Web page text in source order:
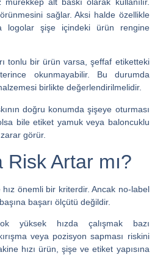
sağlar. Aksi halde özellikle
logolar şişe içindeki ürün rengine
tonlu bir ürün varsa, şeffaf etiketteki
okunmayabilir. Bu durumda
birlikte değerlendirilmelidir.
doğru konumda şişeye oturması
bile etiket yamuk veya baloncuklu
görür.
Risk Artar mı?
önemli bir kriterdir. Ancak no-label
başarı ölçütü değildir.
yüksek hızda çalışmak bazı
veya pozisyon sapması riskini
hızı ürün, şişe ve etiket yapısına